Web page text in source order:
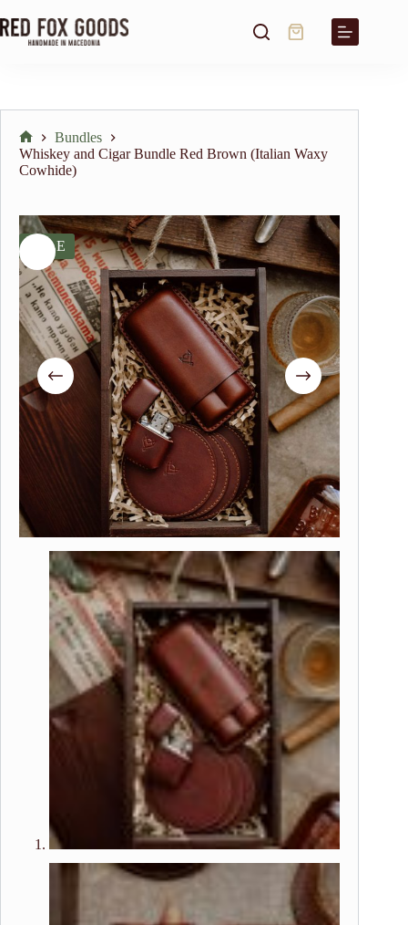
to
content
Shopping
Home
Bundles
Whiskey and Cigar Bundle Red Brown (Italian Waxy
Cowhide)
SALE